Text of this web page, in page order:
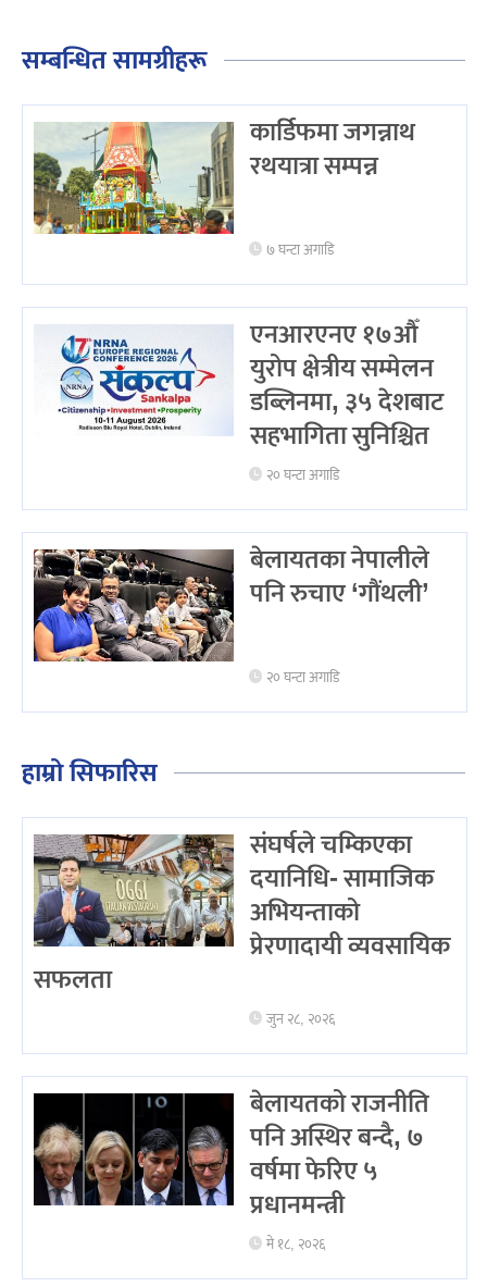
सम्बन्धित सामग्रीहरू
कार्डिफमा जगन्नाथ
रथयात्रा सम्पन्न
७ घन्टा अगाडि
एनआरएनए १७औँ
युरोप क्षेत्रीय सम्मेलन
डब्लिनमा, ३५ देशबाट
सहभागिता सुनिश्चित
२० घन्टा अगाडि
बेलायतका नेपालीले
पनि रुचाए ‘गौंथली’
२० घन्टा अगाडि
हाम्रो सिफारिस
संघर्षले चम्किएका
दयानिधि- सामाजिक
अभियन्ताको
प्रेरणादायी व्यवसायिक
सफलता
जुन २८, २०२६
बेलायतको राजनीति
पनि अस्थिर बन्दै, ७
वर्षमा फेरिए ५
प्रधानमन्त्री
मे १८, २०२६